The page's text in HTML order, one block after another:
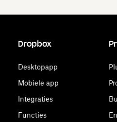
Dropbox
Desktopapp
Mobiele app
Integraties
Functies